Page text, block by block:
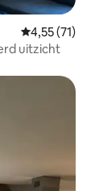
Gemiddelde
4,55 (71)
uitzicht